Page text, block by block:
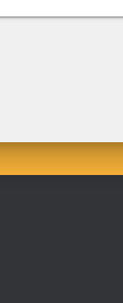
originaleattuale